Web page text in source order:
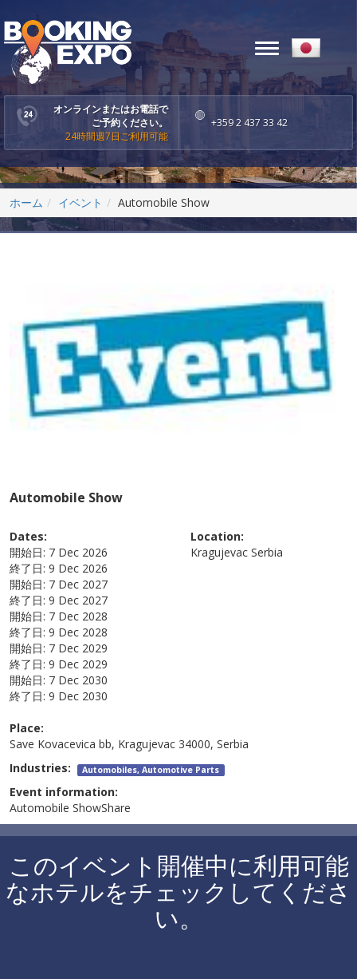
オンラインまたはお電話で
ご予約ください。
24時間週7日ご利用可能
+359 2 437 33 42
Toggle
ホーム イベント Automobile Show
Automobile Show
Dates:
開始日: 7 Dec 2026
終了日: 9 Dec 2026
開始日: 7 Dec 2027
終了日: 9 Dec 2027
開始日: 7 Dec 2028
終了日: 9 Dec 2028
開始日: 7 Dec 2029
終了日: 9 Dec 2029
開始日: 7 Dec 2030
終了日: 9 Dec 2030
Location:
Kragujevac Serbia
Place:
Save Kovacevica bb, Kragujevac 34000, Serbia
Industries: Automobiles, Automotive Parts
Event information:
Automobile ShowShare
このイベント開催中に利用可能
なホテルをチェックしてくださ
い。